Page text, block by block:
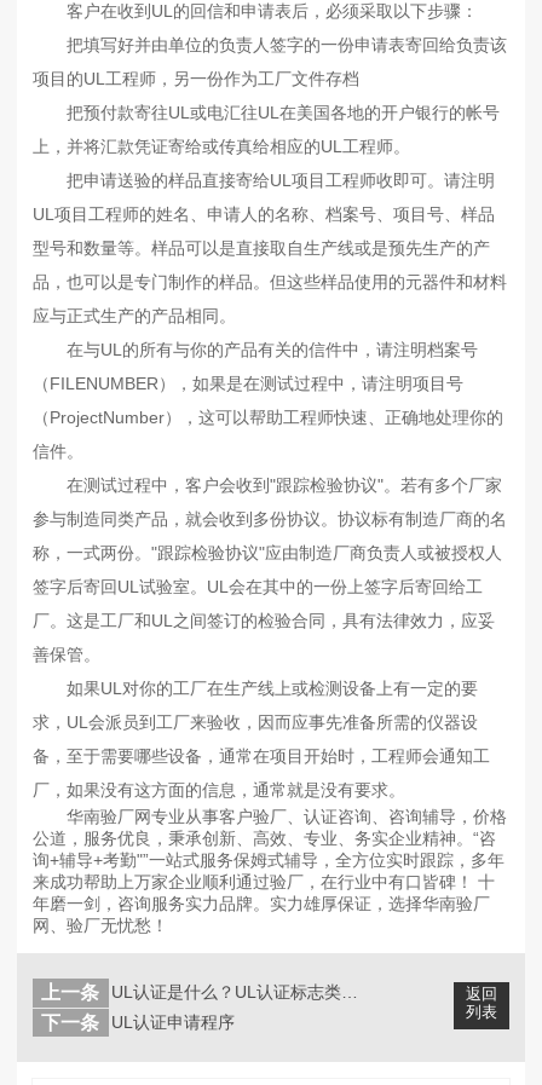
客户在收到UL的回信和申请表后，必须采取以下步骤：
把填写好并由单位的负责人签字的一份申请表寄回给负责该
项目的UL工程师，另一份作为工厂文件存档
把预付款寄往UL或电汇往UL在美国各地的开户银行的帐号
上，并将汇款凭证寄给或传真给相应的UL工程师。
把申请送验的样品直接寄给UL项目工程师收即可。请注明
UL项目工程师的姓名、申请人的名称、档案号、项目号、样品
型号和数量等。样品可以是直接取自生产线或是预先生产的产
品，也可以是专门制作的样品。但这些样品使用的元器件和材料
应与正式生产的产品相同。
在与UL的所有与你的产品有关的信件中，请注明档案号
（FILENUMBER），如果是在测试过程中，请注明项目号
（ProjectNumber），这可以帮助工程师快速、正确地处理你的
信件。
在测试过程中，客户会收到"跟踪检验协议"。若有多个厂家
参与制造同类产品，就会收到多份协议。协议标有制造厂商的名
称，一式两份。"跟踪检验协议"应由制造厂商负责人或被授权人
签字后寄回UL试验室。UL会在其中的一份上签字后寄回给工
厂。这是工厂和UL之间签订的检验合同，具有法律效力，应妥
善保管。
如果UL对你的工厂在生产线上或检测设备上有一定的要
求，UL会派员到工厂来验收，因而应事先准备所需的仪器设
备，至于需要哪些设备，通常在项目开始时，工程师会通知工
厂，如果没有这方面的信息，通常就是没有要求。
华南验厂网专业从事客户验厂、认证咨询、咨询辅导，价格
公道，服务优良，秉承创新、高效、专业、务实企业精神。“咨
询+辅导+考勤"”一站式服务保姆式辅导，全方位实时跟踪，多年
来成功帮助上万家企业顺利通过验厂，在行业中有口皆碑！ 十
年磨一剑，咨询服务实力品牌。实力雄厚保证，选择华南验厂
网、验厂无忧愁！
返回
列表
上一条
下一条 UL认证申请程序